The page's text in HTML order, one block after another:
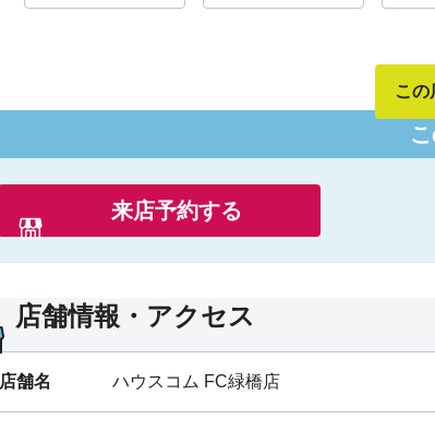
この
来店予約する
店舗情報・アクセス
店舗名 ハウスコム FC緑橋店